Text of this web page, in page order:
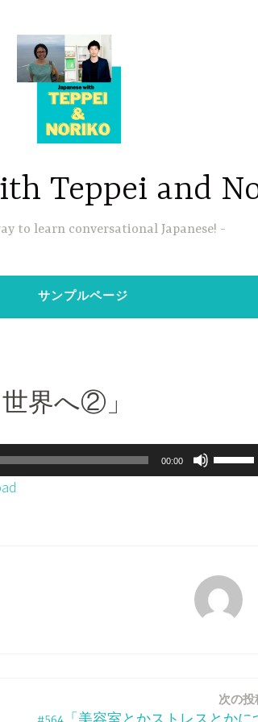
Teppei and
to learn conversational Japanese!
サンプルページ
界へ②」
00:00
ボ
リ
節
に
矢
次の投